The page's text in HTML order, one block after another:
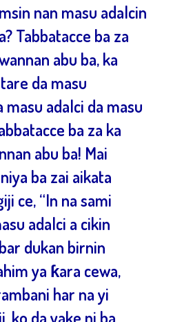
nan masu adalcin
Tabbatacce ba za
abu ba, ka
da masu
adalci da masu
ba za ka
abu ba! Mai
ba zai aikata
ce, “In na sami
adalci a cikin
dukan birnin
ya ƙara cewa,
har na yi
ko da yake ni ba